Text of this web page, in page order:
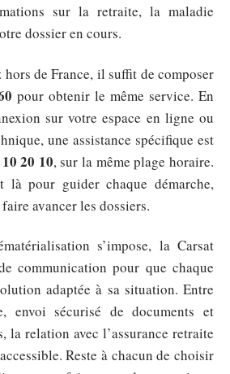
sur la retraite, la maladie
dossier en cours.
de France, il suffit de composer
pour obtenir le même service. En
sur votre espace en ligne ou
une assistance spécifique est
20 10, sur la même plage horaire.
là pour guider chaque démarche,
avancer les dossiers.
s’impose, la Carsat
communication pour que chaque
adaptée à sa situation. Entre
envoi sécurisé de documents et
la relation avec l’assurance retraite
Reste à chacun de choisir